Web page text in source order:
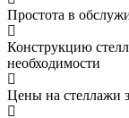
Простота в
Конструкцию
необходимости
Цены на стеллажи